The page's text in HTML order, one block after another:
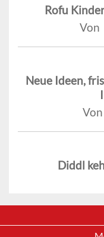
Rofu
Von
Neue Ideen,
Diddl